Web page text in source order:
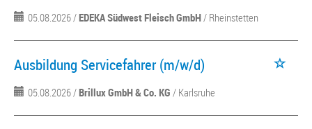
05.08.2026 /EDEKA Südwest Fleisch GmbH/ Rheinstetten
Ausbildung Servicefahrer (m/w/d)
05.08.2026 /Brillux GmbH & Co. KG / Karlsruhe